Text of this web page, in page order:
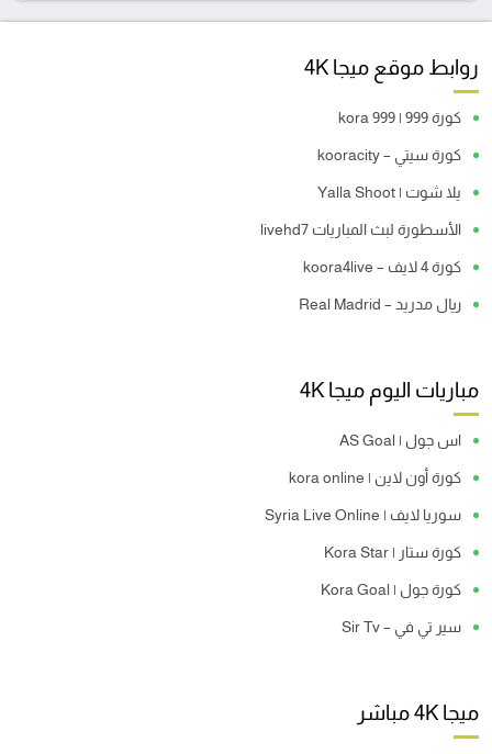
روابط موقع ميجا 4K
كورة 999 | kora 999
كورة سيتي – kooracity
يلا شوت | Yalla Shoot
الأسطورة لبث المباريات livehd7
كورة 4 لايف – koora4live
ريال مدريد – Real Madrid
مباريات اليوم ميجا 4K
اس جول | AS Goal
كورة أون لاين | kora online
سوريا لايف | Syria Live Online
كورة ستار | Kora Star
كورة جول | Kora Goal
سير تي في – Sir Tv
ميجا 4K مباشر